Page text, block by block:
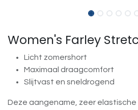
Women's Farley
Licht zomershort
Maximaal draagcomfort
Slijtvast en sneldrogend
Deze aangename, zeer